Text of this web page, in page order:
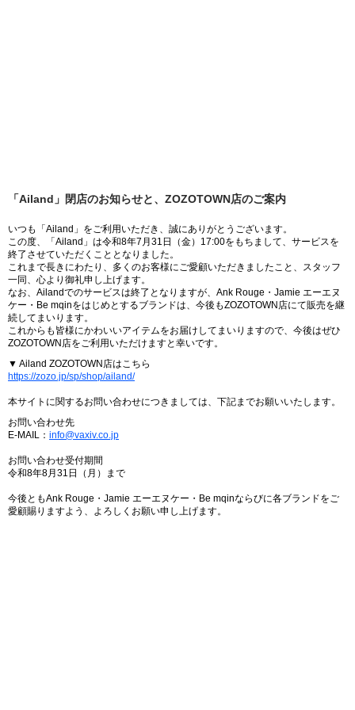
「Ailand」閉店のお知らせと、ZOZOTOWN店のご案内
いつも「Ailand」をご利用いただき、誠にありがとうございます。
この度、「Ailand」は令和8年7月31日（金）17:00をもちまして、サービスを
終了させていただくこととなりました。
これまで長きにわたり、多くのお客様にご愛顧いただきましたこと、スタッフ
一同、心より御礼申し上げます。
なお、Ailandでのサービスは終了となりますが、Ank Rouge・Jamie エーエヌ
ケー・Be mqinをはじめとするブランドは、今後もZOZOTOWN店にて販売を継
続してまいります。
これからも皆様にかわいいアイテムをお届けしてまいりますので、今後はぜひ
ZOZOTOWN店をご利用いただけますと幸いです。
▼ Ailand ZOZOTOWN店はこちら
https://zozo.jp/sp/shop/ailand/
本サイトに関するお問い合わせにつきましては、下記までお願いいたします。
お問い合わせ先
E-MAIL： info@vaxiv.co.jp
お問い合わせ受付期間
令和8年8月31日（月）まで
今後ともAnk Rouge・Jamie エーエヌケー・Be mqinならびに各ブランドをご
愛顧賜りますよう、よろしくお願い申し上げます。